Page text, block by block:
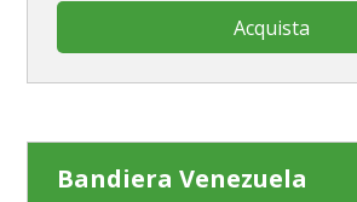
Acquista
Bandiera Venezuela